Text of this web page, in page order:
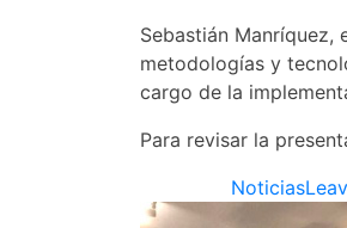
Sebastián
metodologías y
cargo de la
Para revisar la
Noticias